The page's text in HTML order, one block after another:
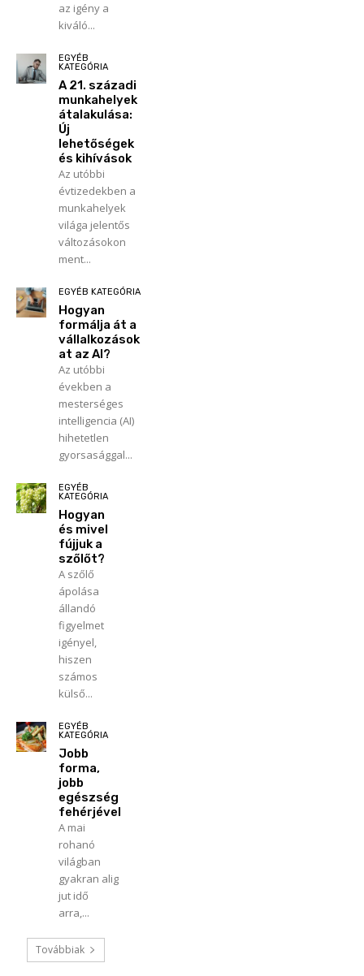
az igény a
kiváló...
EGYÉB
KATEGÓRIA
A 21. századi
munkahelyek
átalakulása:
Új
lehetőségek
és kihívások
Az utóbbi
évtizedekben a
munkahelyek
világa jelentős
változásokon
ment...
EGYÉB KATEGÓRIA
Hogyan
formálja át a
vállalkozások
at az AI?
Az utóbbi
években a
mesterséges
intelligencia (AI)
hihetetlen
gyorsasággal...
EGYÉB
KATEGÓRIA
Hogyan
és mivel
fújjuk a
szőlőt?
A szőlő
ápolása
állandó
figyelmet
igényel,
hiszen
számos
külső...
EGYÉB
KATEGÓRIA
Jobb
forma,
jobb
egészség
fehérjével
A mai
rohanó
világban
gyakran alig
jut idő
arra,...
Továbbiak